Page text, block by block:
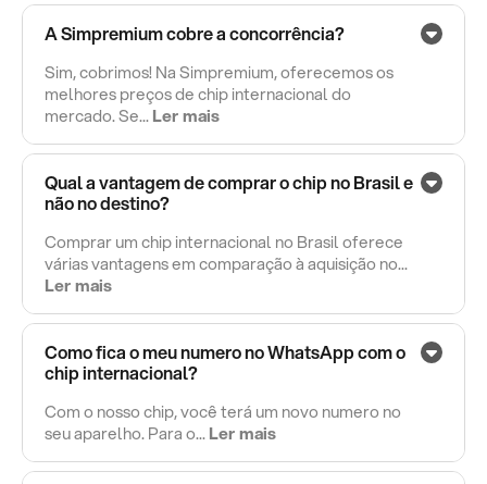
A Simpremium cobre a concorrência?
Sim, cobrimos! Na Simpremium, oferecemos os
melhores preços de chip internacional do
mercado. Se...Ler mais
Qual a vantagem de comprar o chip no Brasil e
não no destino?
Comprar um chip internacional no Brasil oferece
várias vantagens em comparação à aquisição no...
Ler mais
Como fica o meu numero no WhatsApp com o
chip internacional?
Com o nosso chip, você terá um novo numero no
seu aparelho. Para o...Ler mais